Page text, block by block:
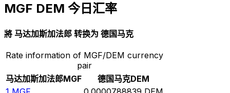
MGF DEM 今日汇率
將 马达加斯加法郎 转换为 德国马克
Rate information of MGF/DEM currency
pair
马达加斯加法郎MGF 德国马克DEM